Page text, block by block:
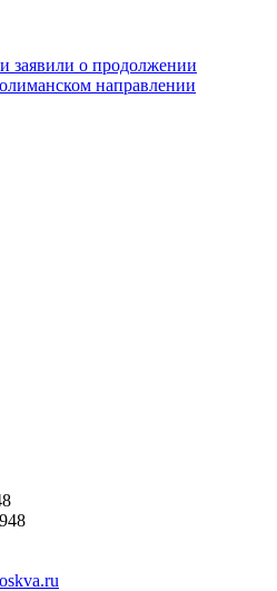
о продолжении
направлении